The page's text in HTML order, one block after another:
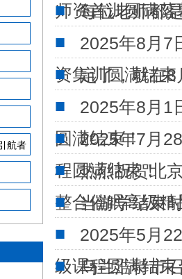
航者
师资首训圆满落
每位老师都
2025年8月7
资集训圆满结束
定了，就在
2025年8月1
圆满结束！
2025年7月
程圆满结束！
热烈祝贺北
整合催眠高级
当游学结束
2025年5月
级课程圆满结束
乌兰浩特市